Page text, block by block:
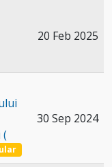
20 Feb 2025
(
30 Sep 2024